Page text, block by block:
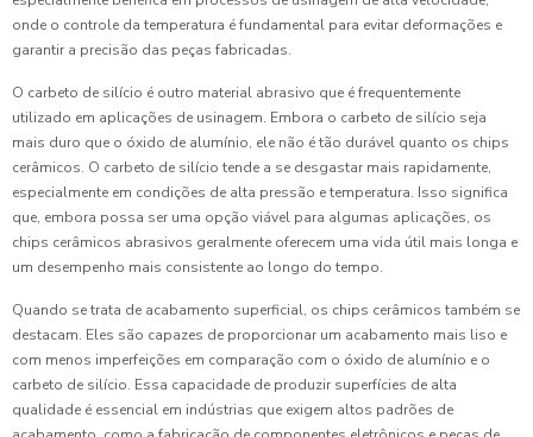
onde o controle da temperatura é fundamental para evitar deformações e
garantir a precisão das peças fabricadas.
O carbeto de silício é outro material abrasivo que é frequentemente
utilizado em aplicações de usinagem. Embora o carbeto de silício seja
mais duro que o óxido de alumínio, ele não é tão durável quanto os chips
cerâmicos. O carbeto de silício tende a se desgastar mais rapidamente,
especialmente em condições de alta pressão e temperatura. Isso significa
que, embora possa ser uma opção viável para algumas aplicações, os
chips cerâmicos abrasivos geralmente oferecem uma vida útil mais longa e
um desempenho mais consistente ao longo do tempo.
Quando se trata de acabamento superficial, os chips cerâmicos também se
destacam. Eles são capazes de proporcionar um acabamento mais liso e
com menos imperfeições em comparação com o óxido de alumínio e o
carbeto de silício. Essa capacidade de produzir superfícies de alta
qualidade é essencial em indústrias que exigem altos padrões de